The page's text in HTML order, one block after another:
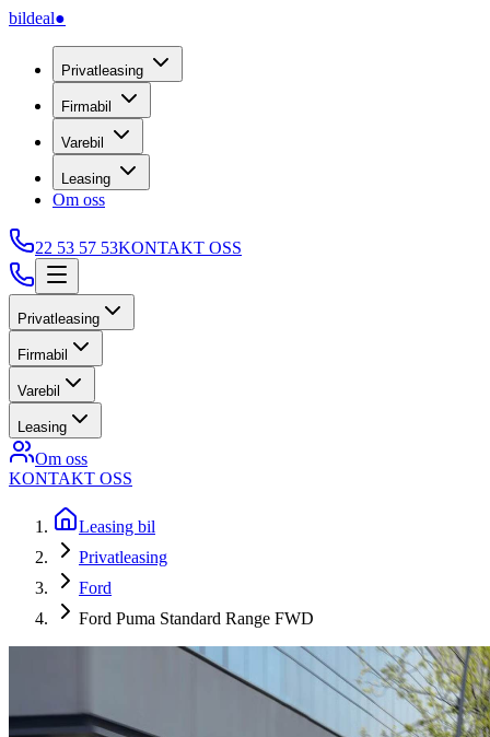
bildeal●
Privatleasing
Firmabil
Varebil
Leasing
Om oss
22 53 57 53KONTAKT OSS
Privatleasing
Firmabil
Varebil
Leasing
Om oss
KONTAKT OSS
Leasing bil
Privatleasing
Ford
Ford Puma Standard Range FWD